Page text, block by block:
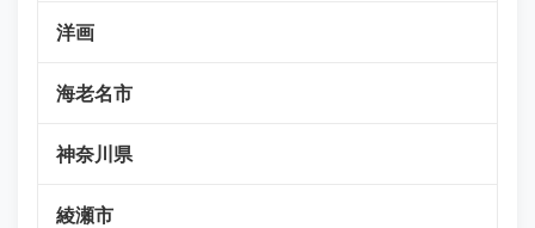
洋画
海老名市
神奈川県
綾瀬市